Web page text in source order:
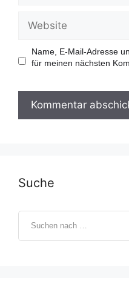
Name, E-Mail-Adresse
für meinen nächsten
Suche